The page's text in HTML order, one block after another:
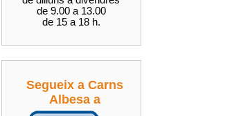
de 9.00 a 13.00
de 15 a 18 h.
Segueix a Carns
Albesa a